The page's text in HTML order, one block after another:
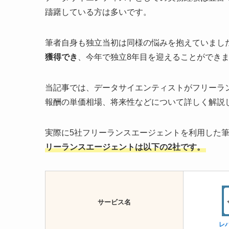
躊躇している方は多いです。
筆者自身も独立当初は同様の悩みを抱えていまし
獲得でき 、今年で独立8年目を迎えることができ
当記事では、データサイエンティストがフリー
報酬の単価相場、将来性などについて詳しく解説
実際に5社フリーランスエージェントを利用した
リーランスエージェントは以下の2社です。
サービス名
レ